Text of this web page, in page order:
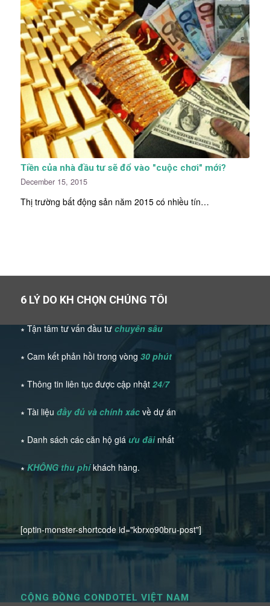
Tiền của nhà đầu tư sẽ đổ vào "cuộc chơi" mới?
December 15, 2015
Thị trường bất động sản năm 2015 có nhiều tín…
6 LÝ DO KH CHỌN CHÚNG TÔI
∗ Tận tâm tư vấn đầu tưchuyên sâu
∗ Cam kết phản hồi trong vòng 30 phút
∗ Thông tin liên tục được cập nhật 24/7
∗ Tài liệu đầy đủ và chính xácvề dự án
∗ Danh sách các căn hộ giá ưu đãinhất
∗ KHÔNG thu phíkhách hàng.
[optin-monster-shortcode id="kbrxo90bru-post"]
CỘNG ĐỒNG CONDOTEL VIỆT NAM